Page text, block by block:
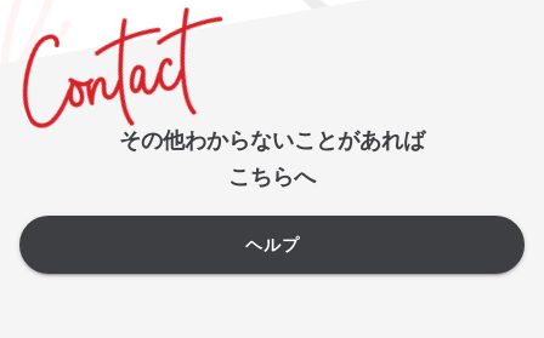
その他わからないことがあれば
こちらへ
ヘルプ